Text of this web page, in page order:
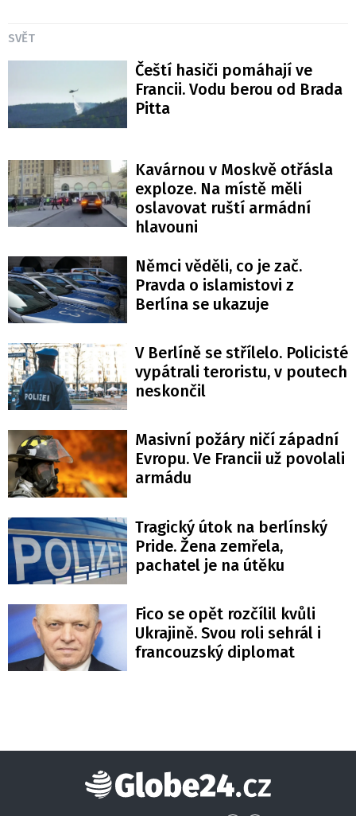
SVĚT
Čeští hasiči pomáhají ve
Francii. Vodu berou od Brada
Pitta
Kavárnou v Moskvě otřásla
exploze. Na místě měli
oslavovat ruští armádní
hlavouni
Němci věděli, co je zač.
Pravda o islamistovi z
Berlína se ukazuje
V Berlíně se střílelo. Policisté
vypátrali teroristu, v poutech
neskončil
Masivní požáry ničí západní
Evropu. Ve Francii už povolali
armádu
Tragický útok na berlínský
Pride. Žena zemřela,
pachatel je na útěku
Fico se opět rozčílil kvůli
Ukrajině. Svou roli sehrál i
francouzský diplomat
Globe24